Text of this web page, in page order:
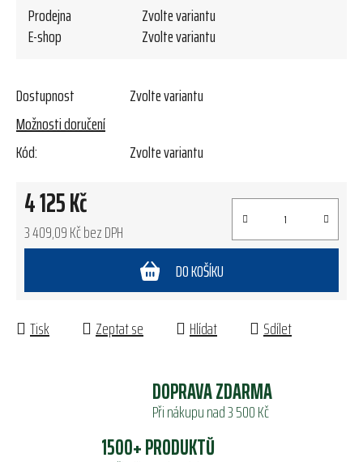
Prodejna
Zvolte variantu
E-shop
Zvolte variantu
Dostupnost
Zvolte variantu
Možnosti doručení
Kód:
Zvolte variantu
4 125 Kč
3 409,09 Kč bez DPH
DO KOŠÍKU
Tisk Zeptat se Hlídat Sdílet
DOPRAVA ZDARMA
Při nákupu nad 3 500 Kč
1500+ PRODUKTŮ